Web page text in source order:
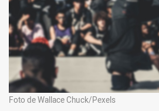
Foto de Wallace Chuck/Pexels